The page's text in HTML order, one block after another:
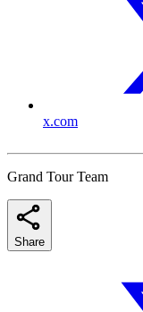
x.com
Grand Tour Team
Share